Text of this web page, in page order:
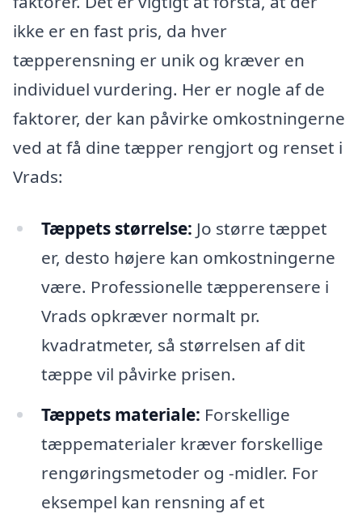
ikke er en fast pris, da hver
tæpperensning er unik og kræver en
individuel vurdering. Her er nogle af de
faktorer, der kan påvirke omkostningerne
ved at få dine tæpper rengjort og renset i
Vrads:
Tæppets størrelse: Jo større tæppet
er, desto højere kan omkostningerne
være. Professionelle tæpperensere i
Vrads opkræver normalt pr.
kvadratmeter, så størrelsen af dit
tæppe vil påvirke prisen.
Tæppets materiale: Forskellige
tæppematerialer kræver forskellige
rengøringsmetoder og -midler. For
eksempel kan rensning af et